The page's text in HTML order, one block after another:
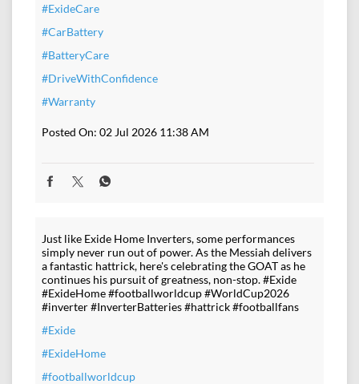
#ExideCare
#CarBattery
#BatteryCare
#DriveWithConfidence
#Warranty
Posted On: 02 Jul 2026 11:38 AM
Just like Exide Home Inverters, some performances
simply never run out of power. As the Messiah delivers
a fantastic hattrick, here's celebrating the GOAT as he
continues his pursuit of greatness, non-stop. #Exide
#ExideHome #footballworldcup #WorldCup2026
#inverter #InverterBatteries #hattrick #footballfans
#Exide
#ExideHome
#footballworldcup